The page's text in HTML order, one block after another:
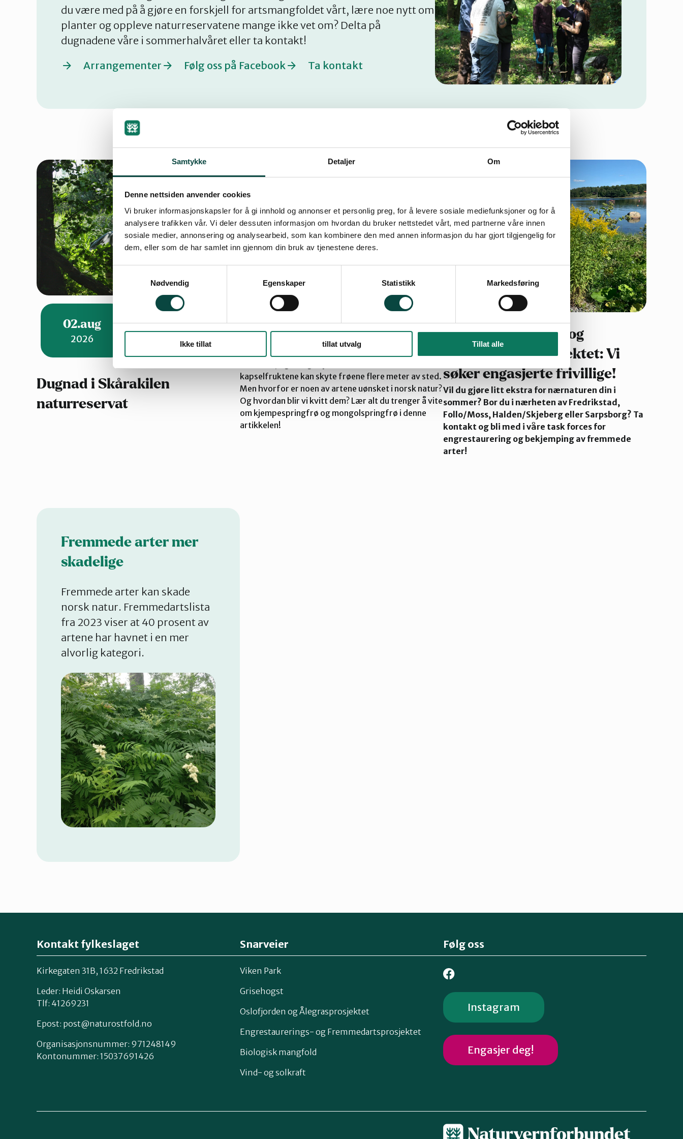
Samtykke Detaljer Om
Denne nettsiden anvender cookies
Vi bruker informasjonskapsler for å gi innhold og annonser et personlig preg, for å levere sosiale mediefunksjoner og for å
analysere trafikken vår. Vi deler dessuten informasjon om hvordan du bruker nettstedet vårt, med partnerne våre innen
sosiale medier, annonsering og analysearbeid, som kan kombinere den med annen informasjon du har gjort tilgjengelig for
dem, eller som de har samlet inn gjennom din bruk av tjenestene deres.
Nødvendig
Egenskaper Statistikk Markedsføring
Ikke tillat tillat utvalg Tillat alle
du være med på å gjøre en forskjell for artsmangfoldet vårt, lære noe nytt om
planter og oppleve naturreservatene mange ikke vet om? Delta på
dugnadene våre i sommerhalvåret eller ta kontakt!
Arrangementer
Følg oss på Facebook Ta kontakt
02.aug
2026
Dugnad i Skårakilen
naturreservat
Mongolspringfrø og
kjempespringfrø –
identifisering og bekjempelse
Springfrøene vokser raskt og danner vakre
kapselfruktene kan skyte frøene flere meter av sted.
Men hvorfor er noen av artene uønsket i norsk natur?
Og hvordan blir vi kvitt dem? Lær alt du trenger å vite
om kjempespringfrø og mongolspringfrø i denne
artikkelen!
Engrestaurerings- og
fremmedartsprosjektet: Vi
søker engasjerte frivillige!
Vil du gjøre litt ekstra for nærnaturen din i
sommer? Bor du i nærheten av Fredrikstad,
Follo/Moss, Halden/Skjeberg eller Sarpsborg? Ta
kontakt og bli med i våre task forces for
engrestaurering og bekjemping av fremmede
arter!
Fremmede arter mer
skadelige
Fremmede arter kan skade
norsk natur. Fremmedartslista
fra 2023 viser at 40 prosent av
artene har havnet i en mer
alvorlig kategori.
Kontakt fylkeslaget
Kirkegaten 31B, 1632 Fredrikstad
Leder: Heidi Oskarsen
Tlf: 41269231
Epost: post@naturostfold.no
Organisasjonsnummer: 971248149
Kontonummer: 15037691426
Snarveier
Viken Park
Grisehogst
Oslofjorden og Ålegrasprosjektet
Engrestaurerings- og Fremmedartsprosjektet
Biologisk mangfold
Vind- og solkraft
Følg oss
Instagram
Engasjer deg!